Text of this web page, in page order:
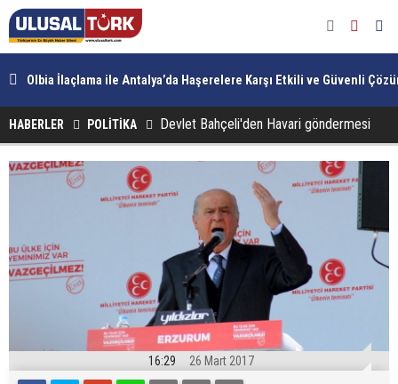
Olbia İlaçlama ile Antalya’da Haşerelere Karşı Etkili ve Güvenli
HABERLER POLİTİKA Devlet Bahçeli'den Havari göndermesi
16:29 26 Mart 2017